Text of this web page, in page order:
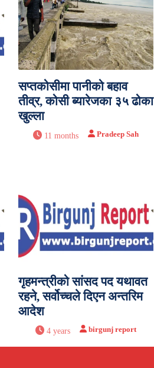
सप्तकोसीमा पानीको बहाव
तीव्र, कोसी ब्यारेजका ३५ ढोका
खुल्ला
11 months Pradeep Sah
गृहमन्त्रीको सांसद पद यथावत
रहने, सर्वोच्चले दिएन अन्तरिम
आदेश
4 years birgunj report